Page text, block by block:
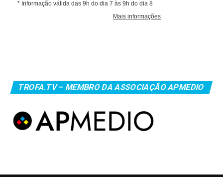
TROFA.TV – MEMBRO DA ASSOCIAÇÃO APMEDIO